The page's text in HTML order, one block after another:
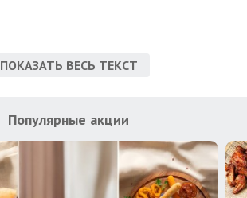
ПОКАЗАТЬ ВЕСЬ ТЕКСТ
Популярные акции